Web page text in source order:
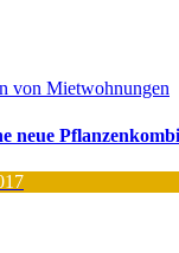
von Mietwohnungen
neue